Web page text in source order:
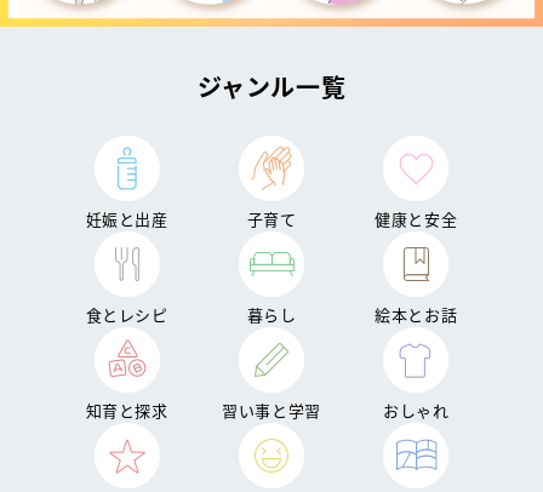
ジャンル一覧
妊娠と出産 子育て 健康と安全
食とレシピ 暮らし 絵本とお話
知育と探求 習い事と学習 おしゃれ